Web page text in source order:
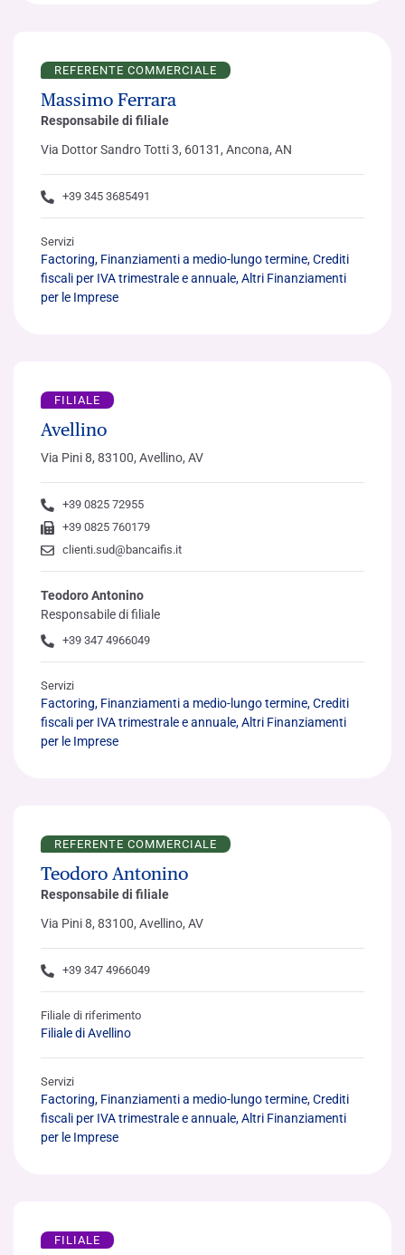
REFERENTE COMMERCIALE
Massimo Ferrara
Responsabile di filiale
Via Dottor Sandro Totti 3, 60131, Ancona, AN
+39 345 3685491
Servizi
Factoring, Finanziamenti a medio-lungo termine, Crediti
fiscali per IVA trimestrale e annuale, Altri Finanziamenti
per le Imprese
FILIALE
Avellino
Via Pini 8, 83100, Avellino, AV
+39 0825 72955
+39 0825 760179
clienti.sud@bancaifis.it
Teodoro Antonino
Responsabile di filiale
+39 347 4966049
Servizi
Factoring, Finanziamenti a medio-lungo termine, Crediti
fiscali per IVA trimestrale e annuale, Altri Finanziamenti
per le Imprese
REFERENTE COMMERCIALE
Teodoro Antonino
Responsabile di filiale
Via Pini 8, 83100, Avellino, AV
+39 347 4966049
Filiale di riferimento
Filiale di Avellino
Servizi
Factoring, Finanziamenti a medio-lungo termine, Crediti
fiscali per IVA trimestrale e annuale, Altri Finanziamenti
per le Imprese
FILIALE